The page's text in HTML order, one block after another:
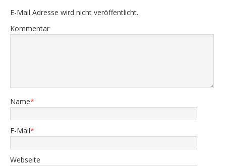
E-Mail Adresse wird nicht veröffentlicht.
Kommentar
Name*
E-Mail*
Webseite